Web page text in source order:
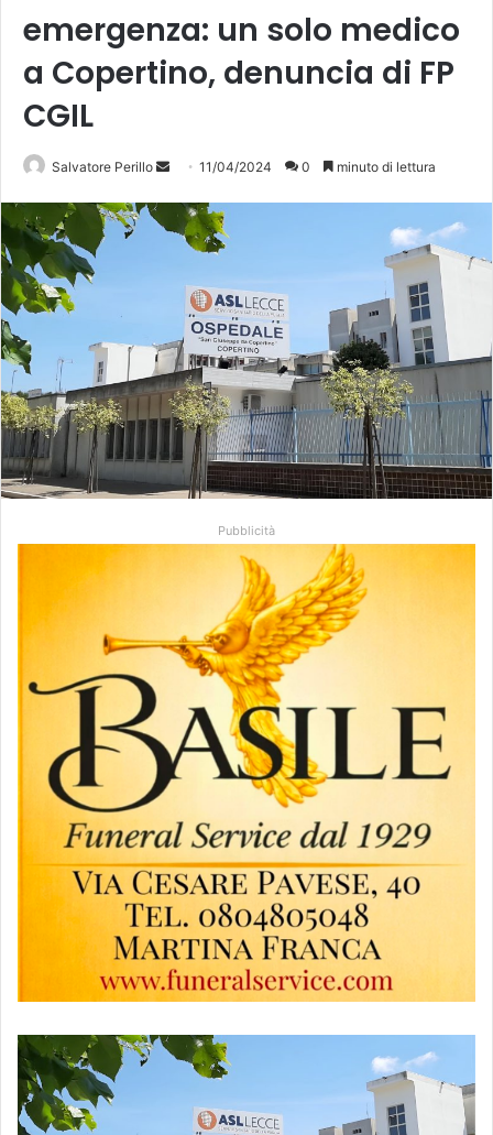
emergenza: un solo medico
a Copertino, denuncia di FP
CGIL
Salvatore Perillo
Invia 11/04/2024 0 minuto di lettura
Pubblicità